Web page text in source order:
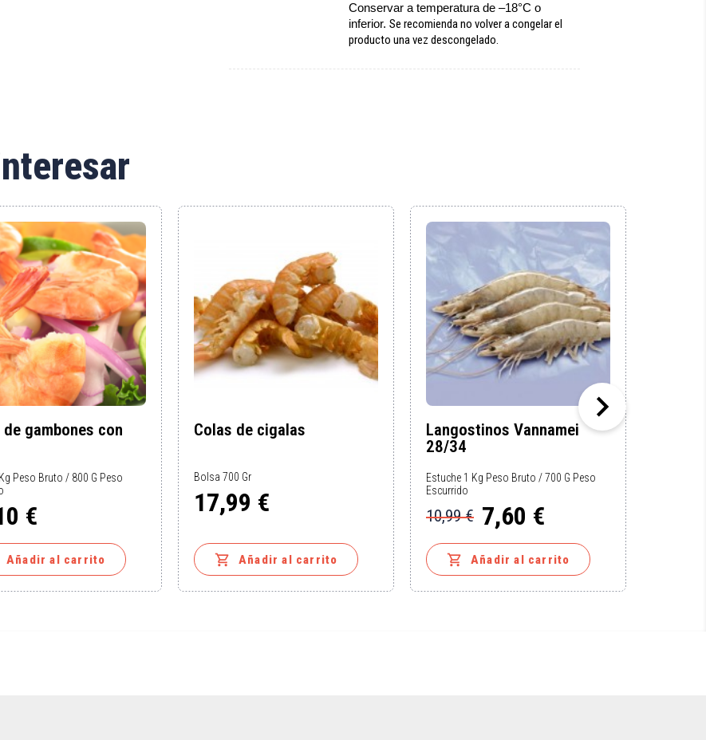
Conservar a temperatura de –18°C o
inferior. Se recomienda no volver a congelar el
producto una vez descongelado.
de gambones con
Peso Bruto / 800 G Peso
€
Añadir al carrito
Colas de cigalas
Bolsa 700 Gr
Precio
17,99 €
 Añadir al carrito
Langostinos Vannamei
28/34
Estuche 1 Kg Peso Bruto / 700 G Peso
Escurrido
Precio
10,99 €
Precio 7,60 €
 Añadir al carrito
